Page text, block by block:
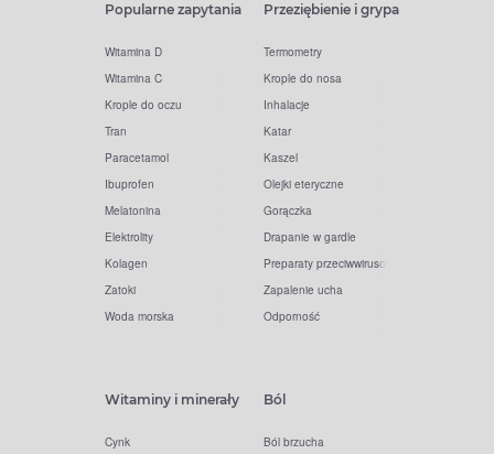
Popularne zapytania
Witamina D
Witamina C
Krople do oczu
Tran
Paracetamol
Ibuprofen
Melatonina
Elektrolity
Kolagen
Zatoki
Woda morska
Przeziębienie i grypa
Termometry
Krople do nosa
Inhalacje
Katar
Kaszel
Olejki eteryczne
Gorączka
Drapanie w gardle
Preparaty przeciwwirusowe
Zapalenie ucha
Odporność
Witaminy i minerały
Cynk
Ból
Ból brzucha